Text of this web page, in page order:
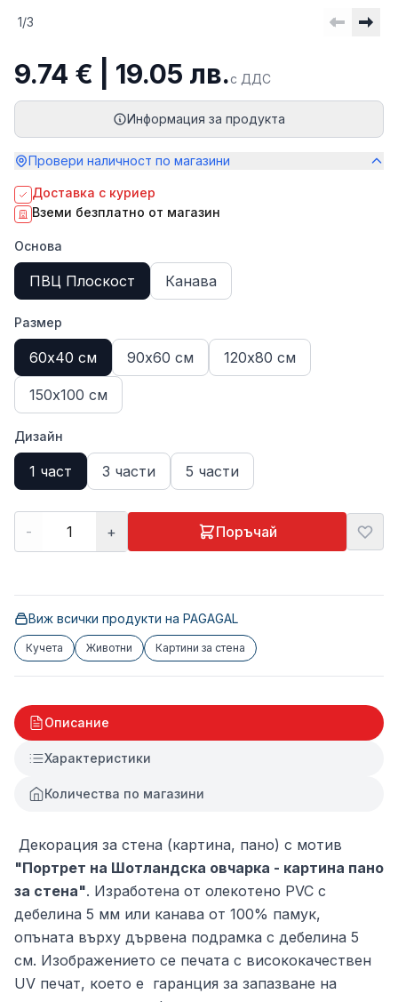
1/3
9.74 € | 19.05 лв.с ДДС
Информация за продукта
Провери наличност по магазини
Доставка с куриер
Вземи безплатно от магазин
Основа
ПВЦ Плоскост Канава
Размер
60х40 см 90х60 см 120х80 см
150х100 см
Дизайн
1 част 3 части 5 части
- + Поръчай
Виж всички продукти на PAGAGAL
Кучета Животни Картини за стена
Описание
Характеристики
Количества по магазини
Декорация за стена (картина, пано) с мотив
"Портрет на Шотландска овчарка - картина пано
за стена". Изработена от олекотено PVC с
дебелина 5 мм или канава от 100% памук,
опъната върху дървена подрамка с дебелина 5
см. Изображението се печата с висококачествен
UV печат, което е гаранция за запазване на